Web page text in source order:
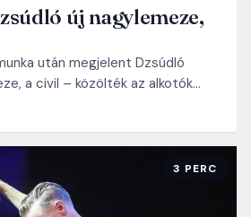
új nagylemeze,
után megjelent Dzsúdló
a civil – közölték az alkotók…
3 PERC